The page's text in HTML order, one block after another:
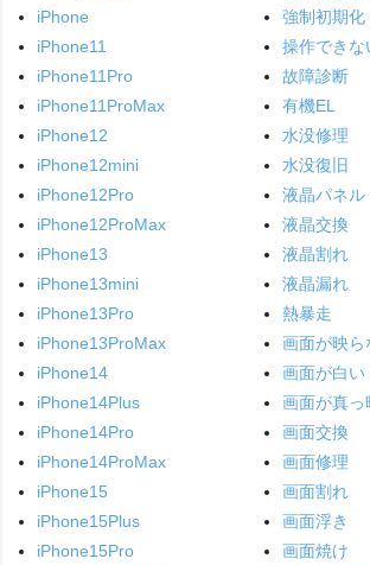
iPhone
iPhone11
iPhone11Pro
iPhone11ProMax
iPhone12
iPhone12mini
iPhone12Pro
iPhone12ProMax
iPhone13
iPhone13mini
iPhone13Pro
iPhone13ProMax
iPhone14
iPhone14Plus
iPhone14Pro
iPhone14ProMax
iPhone15
iPhone15Plus
iPhone15Pro
強制初期化
操作できな
故障診断
有機EL
水没修理
水没復旧
液晶パネル
液晶交換
液晶割れ
液晶漏れ
熱暴走
画面が映ら
画面が白い
画面が真っ
画面交換
画面修理
画面割れ
画面浮き
画面焼け